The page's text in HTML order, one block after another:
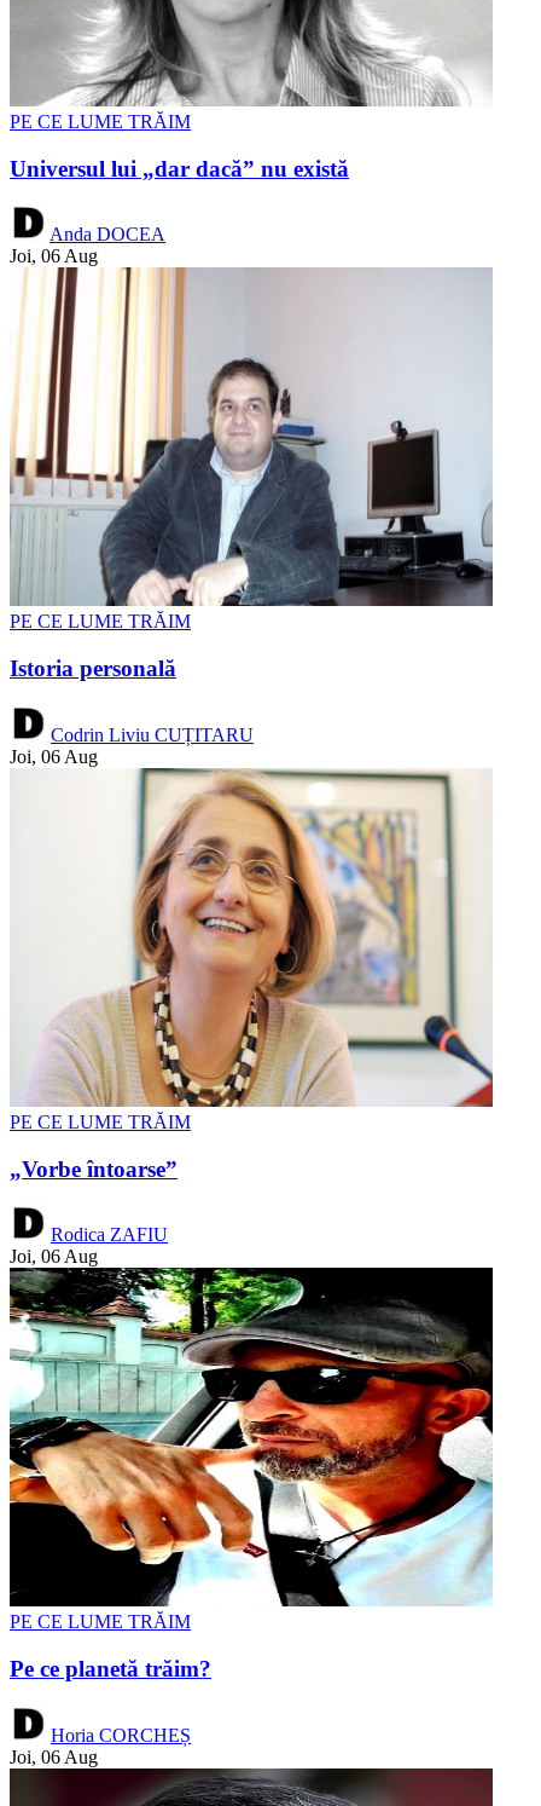
PE CE LUME TRĂIM
Universul lui „dar dacă” nu există
Anda DOCEA
Joi, 06 Aug
PE CE LUME TRĂIM
Istoria personală
Codrin Liviu CUȚITARU
Joi, 06 Aug
PE CE LUME TRĂIM
„Vorbe întoarse”
Rodica ZAFIU
Joi, 06 Aug
PE CE LUME TRĂIM
Pe ce planetă trăim?
Horia CORCHEȘ
Joi, 06 Aug